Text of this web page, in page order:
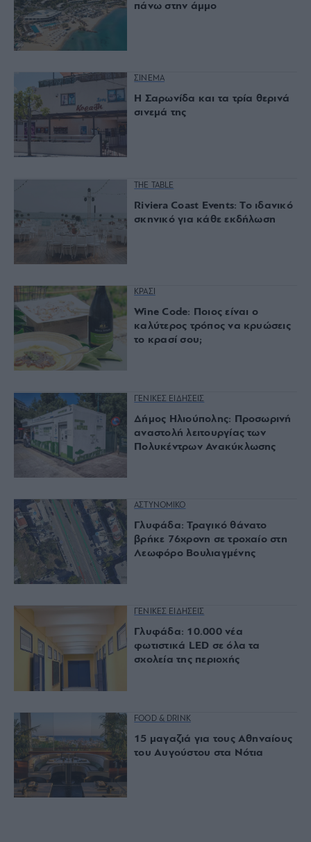
πάνω στην άμμο
ΣΙΝΕΜΑ
Η Σαρωνίδα και τα τρία θερινά
σινεμά της
THE TABLE
Riviera Coast Events: Το ιδανικό
σκηνικό για κάθε εκδήλωση
ΚΡΑΣΙ
Wine Code: Ποιος είναι ο
καλύτερος τρόπος να κρυώσεις
το κρασί σου;
ΓΕΝΙΚΕΣ ΕΙΔΗΣΕΙΣ
Δήμος Ηλιούπολης: Προσωρινή
αναστολή λειτουργίας των
Πολυκέντρων Ανακύκλωσης
ΑΣΤΥΝΟΜΙΚΟ
Γλυφάδα: Τραγικό θάνατο
βρήκε 76χρονη σε τροχαίο στη
Λεωφόρο Βουλιαγμένης
ΓΕΝΙΚΕΣ ΕΙΔΗΣΕΙΣ
Γλυφάδα: 10.000 νέα
φωτιστικά LED σε όλα τα
σχολεία της περιοχής
FOOD & DRINK
15 μαγαζιά για τους Αθηναίους
του Αυγούστου στα Νότια